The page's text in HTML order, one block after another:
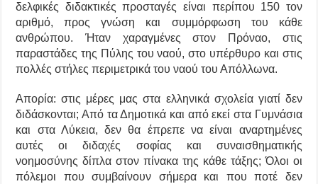
δελφικές διδακτικές προσταγές είναι περίπου 150 τον
αριθμό, προς γνώση και συμμόρφωση του κάθε
ανθρώπου. Ήταν χαραγμένες στον Πρόναο, στις
παραστάδες της Πύλης του ναού, στο υπέρθυρο και στις
πολλές στήλες περιμετρικά του ναού του Απόλλωνα.
Απορία: στις μέρες μας στα ελληνικά σχολεία γιατί δεν
διδάσκονται; Από τα Δημοτικά και από εκεί στα Γυμνάσια
και στα Λύκεια, δεν θα έπρεπε να είναι αναρτημένες
αυτές οι διδαχές σοφίας και συναισθηματικής
νοημοσύνης δίπλα στον πίνακα της κάθε τάξης; Όλοι οι
πόλεμοι που συμβαίνουν σήμερα και που ποτέ δεν